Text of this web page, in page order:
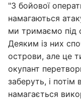
"З бойової
намагаються
ми тримаємо під
Деяким із них
острови, але це
окупант
заберуть, і
намагається